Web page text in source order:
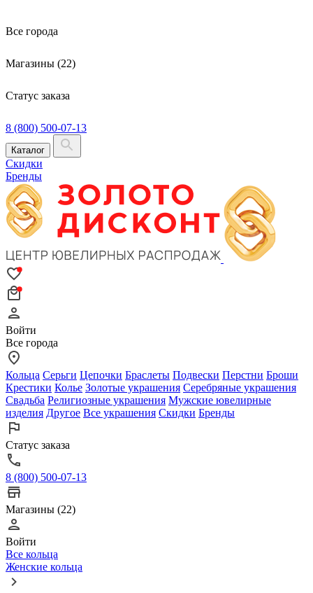
Все города
Магазины (22)
Статус заказа
8 (800) 500-07-13
Каталог
Скидки
Бренды
Войти
Все города
Кольца Серьги Цепочки Браслеты Подвески Перстни Броши
Крестики Колье Золотые украшения Серебряные украшения
Свадьба Религиозные украшения Мужские ювелирные
изделия Другое Все украшения Скидки Бренды
Статус заказа
8 (800) 500-07-13
Магазины (22)
Войти
Все кольца
Женские кольца